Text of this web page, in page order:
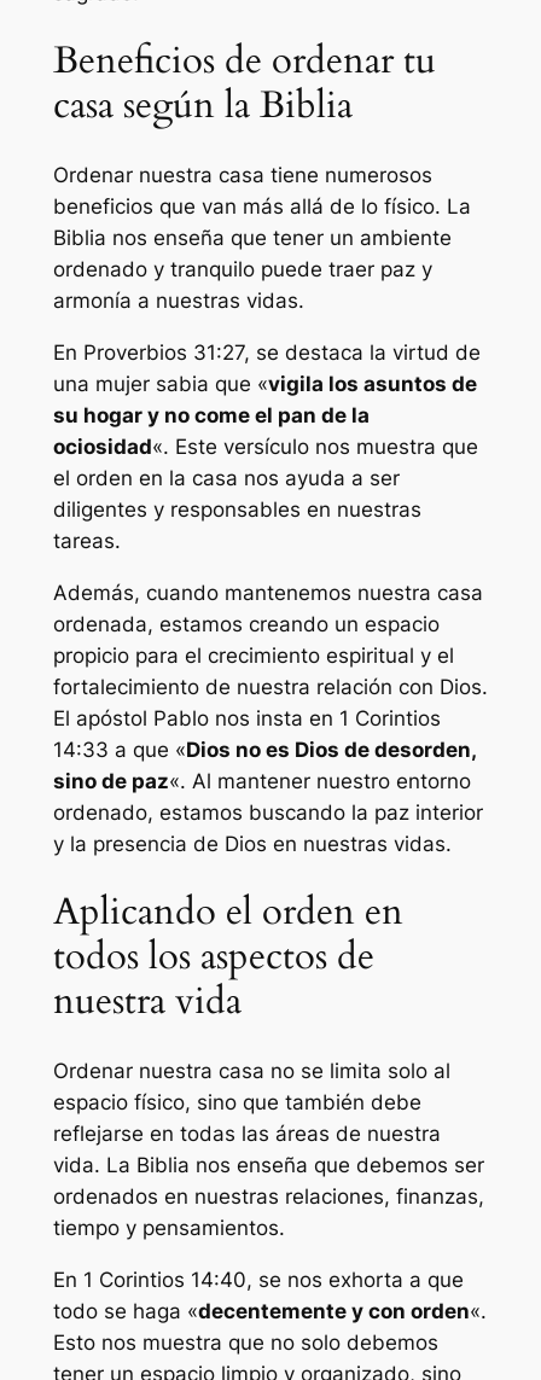
Beneficios de ordenar tu
casa según la Biblia
Ordenar nuestra casa tiene numerosos
beneficios que van más allá de lo físico. La
Biblia nos enseña que tener un ambiente
ordenado y tranquilo puede traer paz y
armonía a nuestras vidas.
En Proverbios 31:27, se destaca la virtud de
una mujer sabia que «vigila los asuntos de
su hogar y no come el pan de la
ociosidad«. Este versículo nos muestra que
el orden en la casa nos ayuda a ser
diligentes y responsables en nuestras
tareas.
Además, cuando mantenemos nuestra casa
ordenada, estamos creando un espacio
propicio para el crecimiento espiritual y el
fortalecimiento de nuestra relación con Dios.
El apóstol Pablo nos insta en 1 Corintios
14:33 a que «Dios no es Dios de desorden,
sino de paz«. Al mantener nuestro entorno
ordenado, estamos buscando la paz interior
y la presencia de Dios en nuestras vidas.
Aplicando el orden en
todos los aspectos de
nuestra vida
Ordenar nuestra casa no se limita solo al
espacio físico, sino que también debe
reflejarse en todas las áreas de nuestra
vida. La Biblia nos enseña que debemos ser
ordenados en nuestras relaciones, finanzas,
tiempo y pensamientos.
En 1 Corintios 14:40, se nos exhorta a que
todo se haga «decentemente y con orden«.
Esto nos muestra que no solo debemos
tener un espacio limpio y organizado, sino